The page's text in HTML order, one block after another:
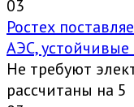
03
Ростех
АЭС, устойчивые
Не требуют
рассчитаны на 5